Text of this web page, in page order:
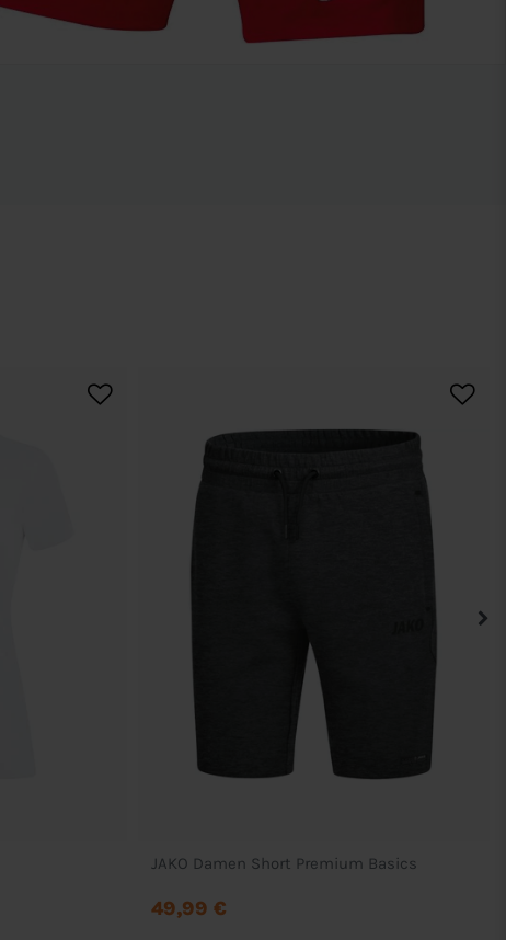
JAKO Damen Short Premium Basics
49,99 €